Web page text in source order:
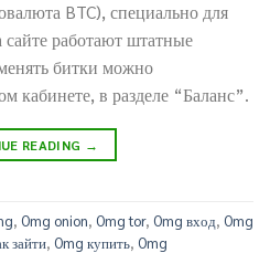
BTC), специально для
работают штатные
битки можно
кабинете, в разделе “Баланс”.
READING →
, Omg onion, Omg tor, Omg вход, Omg
зайти, Omg купить, Omg